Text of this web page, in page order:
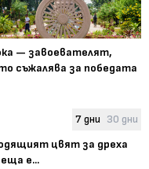
— завоевателят,
съжалява за победата
7 дни 30 дни
цвят за дреха
е...